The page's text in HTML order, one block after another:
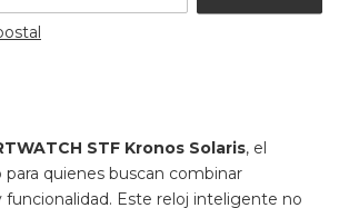
STF Kronos Solaris, el
quienes buscan combinar
Este reloj inteligente no